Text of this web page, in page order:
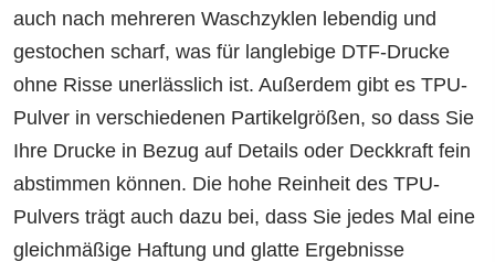
auch nach mehreren Waschzyklen lebendig und
gestochen scharf, was für langlebige DTF-Drucke
ohne Risse unerlässlich ist. Außerdem gibt es TPU-
Pulver in verschiedenen Partikelgrößen, so dass Sie
Ihre Drucke in Bezug auf Details oder Deckkraft fein
abstimmen können. Die hohe Reinheit des TPU-
Pulvers trägt auch dazu bei, dass Sie jedes Mal eine
gleichmäßige Haftung und glatte Ergebnisse